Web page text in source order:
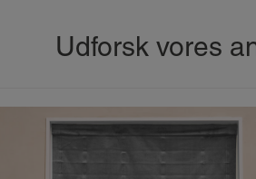
Udforsk vores